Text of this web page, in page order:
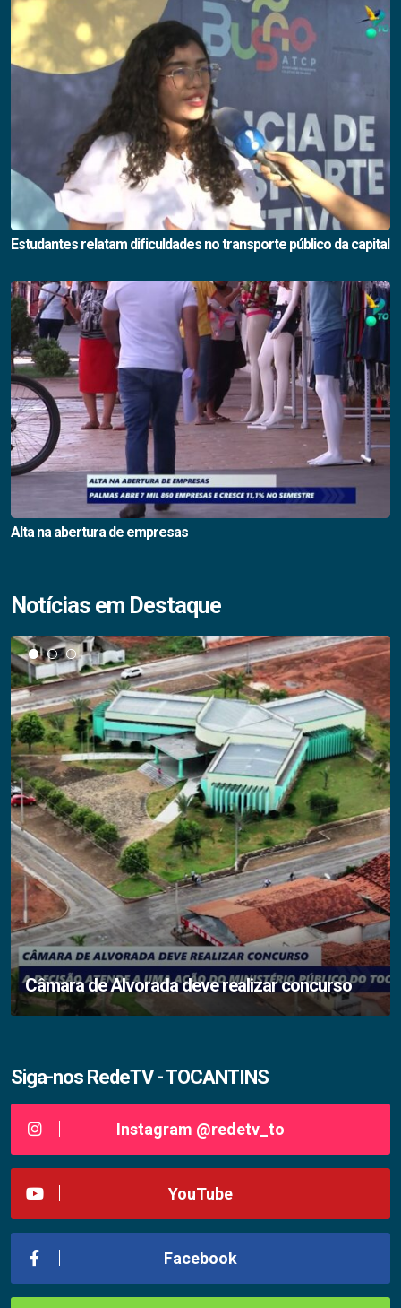
Estudantes relatam dificuldades no transporte público da capital
Alta na abertura de empresas
Notícias em Destaque
Câmara de Alvorada deve realizar concurso
Siga-nos RedeTV - TOCANTINS
Instagram @redetv_to
YouTube
Facebook